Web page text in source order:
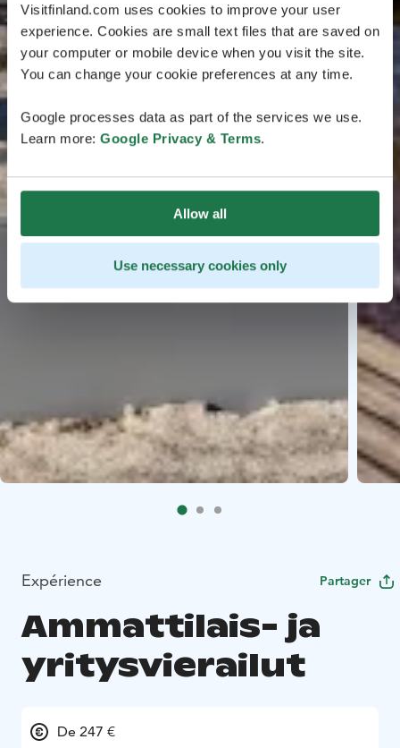
Visitfinland.com uses cookies to improve your user
experience. Cookies are small text files that are saved on
your computer or mobile device when you visit the site.
You can change your cookie preferences at any time.
Google processes data as part of the services we use.
Learn more: Google Privacy & Terms.
Allow all
Use necessary cookies only
Expérience Partager
Ammattilais- ja
yritysvierailut
De 247 €